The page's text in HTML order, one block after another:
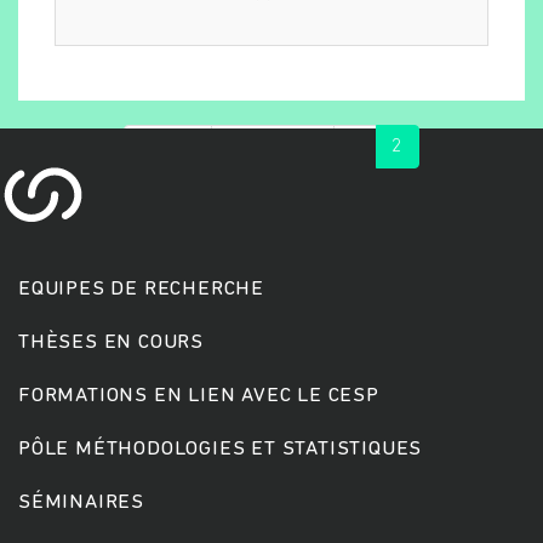
2
EQUIPES DE RECHERCHE
THÈSES EN COURS
FORMATIONS EN LIEN AVEC LE CESP
PÔLE MÉTHODOLOGIES ET STATISTIQUES
SÉMINAIRES